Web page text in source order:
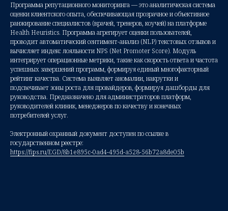
Программа репутационного мониторинга — это аналитическая система
оценки клиентского опыта, обеспечивающая прозрачное и объективное
ранжирование специалистов (врачей, тренеров, коучей) на платформе
Health Heuristics. Программа агрегирует оценки пользователей,
проводит автоматический сентимент-анализ (NLP) текстовых отзывов и
вычисляет индекс лояльности NPS (Net Promoter Score). Модуль
интегрирует операционные метрики, такие как скорость ответа и частота
успешных завершений программ, формируя единый многофакторный
рейтинг качества. Система выявляет аномалии, накрутки и
подсвечивает зоны роста для провайдеров, формируя дашборды для
руководства. Предназначено для администраторов платформ,
руководителей клиник, менеджеров по качеству и конечных
потребителей услуг.
Электронный охранный документ доступен по ссылке в
государственном реестре:
https://fips.ru/EGD/8b1e895c-0ad4-495d-a528-56b72a8de05b